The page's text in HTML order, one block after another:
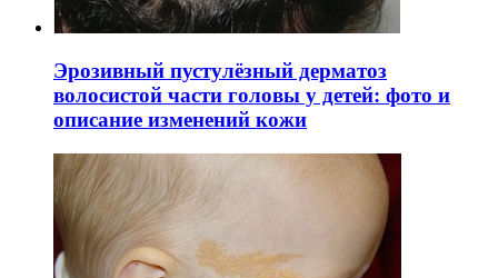
Эрозивный пустулёзный дерматоз
волосистой части головы у детей: фото и
описание изменений кожи